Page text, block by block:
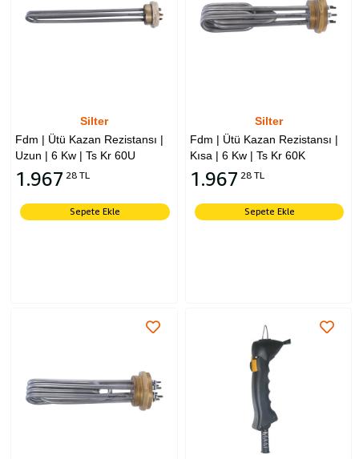
Silter
Fdm | Ütü Kazan Rezistansı |
Uzun | 6 Kw | Ts Kr 60U
1.967 28 TL
Sepete Ekle
Silter
Fdm | Ütü Kazan Rezistansı |
Kısa | 6 Kw | Ts Kr 60K
1.967 28 TL
Sepete Ekle